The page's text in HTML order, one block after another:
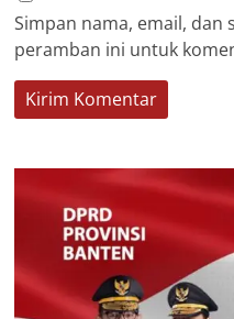
Simpan nama, email, dan
peramban ini untuk